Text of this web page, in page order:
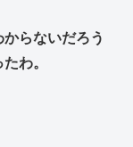
らないだろう
わ。